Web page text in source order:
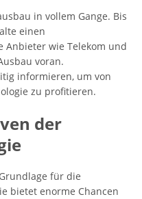
in vollem Gange. Bis
einen
Anbieter wie Telekom und
voran.
informieren, um von
zu profitieren.
der
für die
bietet enorme Chancen